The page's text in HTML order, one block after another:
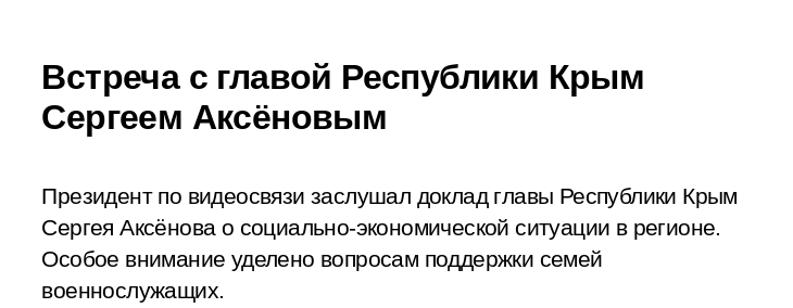
Встреча с главой Республики Крым
Сергеем Аксёновым
Президент по видеосвязи заслушал доклад главы Республики Крым
Сергея Аксёнова о социально-экономической ситуации в регионе.
Особое внимание уделено вопросам поддержки семей
военнослужащих.